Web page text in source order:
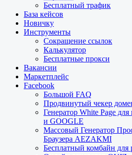
Бесплатный трафик
База кейсов
Новичку
Инструменты
Сокращение ссылок
Калькулятор
Бесплатные прокси
Вакансии
Маркетплейс
Facebook
Большой FAQ
Продвинутый чекер
Генератор White Page
и GOOGLE
Массовый Генератор
Браузера AEZAKMI
Бесплатный комбайн для